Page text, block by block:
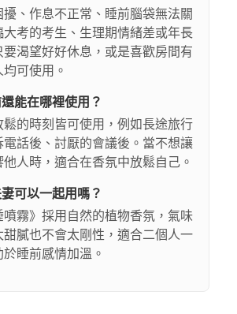
、作息不正常、睡前腦袋無法關
大考的考生、生理期情緒差或年長
渴望好好休息，或是喜歡房間有
可使用。
能在哪裡使用？
鬆的時刻皆可使用，例如長途旅行
電話後、討厭的會議後。當不想讓
人時，適合在香氛中放鬆自己。
可以一起用嗎？
噴霧》採用自然的植物香氛，氣味
甜膩也不會太剛性，適合二個人一
睡前感情加溫。